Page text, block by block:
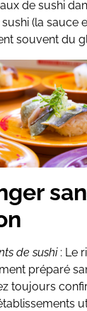
de sushi
(la sauce
souvent du
de sushi: Le
préparé
toujours